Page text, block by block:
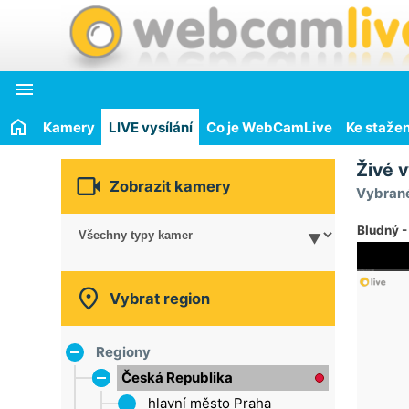

Kamery LIVE vysílání Co je WebCamLive Ke
 Zobrazit kamery
 Vybrat region
Regiony
Česká Republika
hlavní město Praha
Živé
Bludný